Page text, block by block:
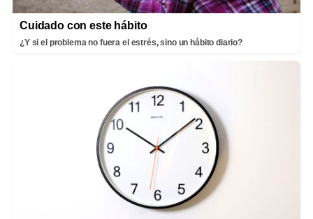
Cuidado con este hábito
¿Y si el problema no fuera el estrés, sino un hábito diario?